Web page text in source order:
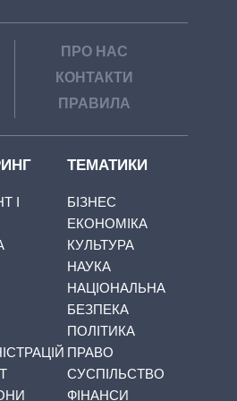
ПРО НАС
КОНТАКТИ
ПРАВИЛА
І
ТЕМАТИКИ
БІЗНЕС
ЕКОНОМІКА
КУЛЬТУРА
НАУКА
НАЦІОНАЛЬНА
БЕЗПЕКА
ПОЛІТИКА
ПРАВО
СУСПІЛЬСТВО
ФІНАНСИ